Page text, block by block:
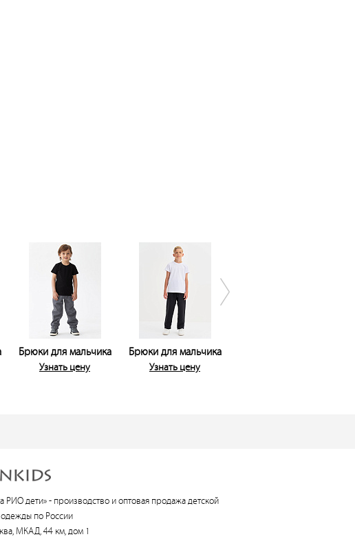
Брюки для мальчика
Узнать цену
Брюки для мальчика
Узнать цену
РИО дети» - производство и оптовая продажа детской
по России
МКАД, 44 км, дом 1